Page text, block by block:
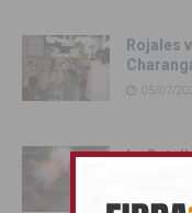
Rojales
05/07/
La